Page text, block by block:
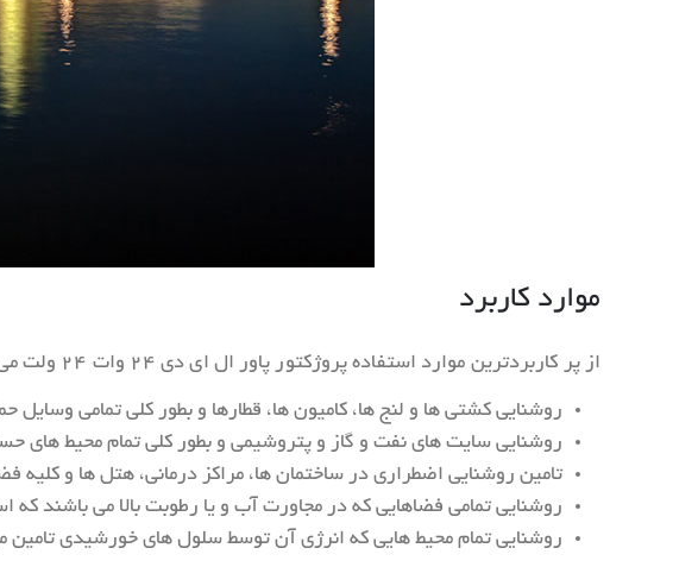
موارد کاربرد
از پر کاربردترین موارد استفاده پروژکتور پاور ال ای دی ۲۴ وات ۲۴ ولت می توان به موارد زیر اشاره کرد :
روشنایی کشتی ها و لنج ها، کامیون ها، قطارها و بطور کلی تمامی وسایل حمل و نقلی
روشنایی سایت های نفت و گاز و پتروشیمی و بطور کلی تمام محیط های
تامین روشنایی اضطراری در ساختمان ها، مراکز درمانی، هتل ها و کلیه
روشنایی تمامی فضاهایی که در مجاورت آب و یا رطوبت بالا می باشند که استفاده از محصولات ۲۴ ولت خطر برق گرفتگی را از بین می برد
روشنایی تمام محیط هایی که انرژی آن توسط سلول های خورشیدی تامین